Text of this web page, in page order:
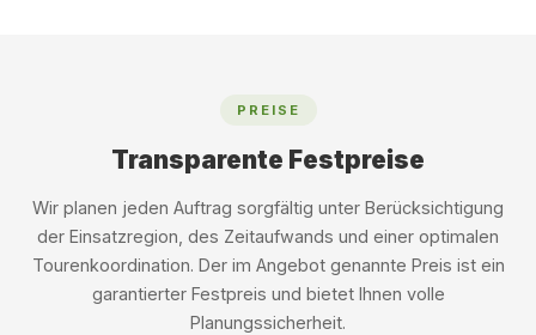
PREISE
Transparente Festpreise
Wir planen jeden Auftrag sorgfältig unter Berücksichtigung
der Einsatzregion, des Zeitaufwands und einer optimalen
Tourenkoordination. Der im Angebot genannte Preis ist ein
garantierter Festpreis und bietet Ihnen volle
Planungssicherheit.